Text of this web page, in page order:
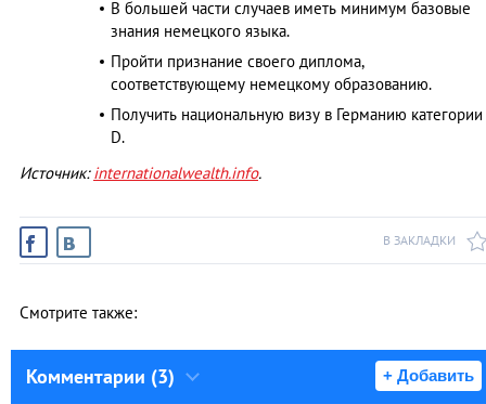
В большей части случаев иметь минимум базовые
знания немецкого языка.
Пройти признание своего диплома,
соответствующему немецкому образованию.
Получить национальную визу в Германию категории
D.
Источник:internationalwealth.info.
В ЗАКЛАДКИ
Смотрите также:
Комментарии (3) + Добавить